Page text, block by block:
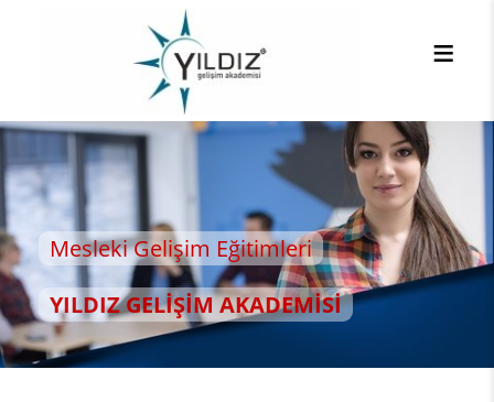
Eğitimleri
AKADEMİSİ